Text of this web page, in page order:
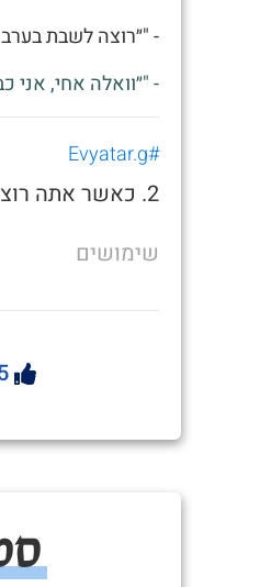
- "״רוצה לשבת
- "״וואלה אחי, אני
#Evyatar.g
2. כאשר אתה רוצה לשאכתה בצהריים
שימושים